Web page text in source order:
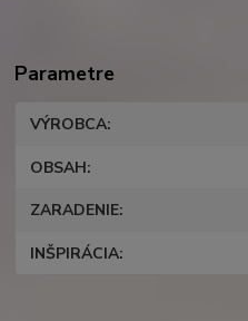
Parametre
VÝROBCA
OBSAH
ZARADENIE
INŠPIRÁCIA